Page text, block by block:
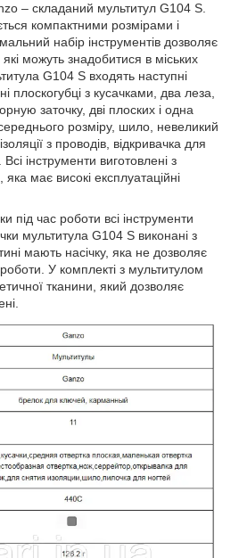
– складаний мультитул G104 S.
компактними розмірами і
набір інструментів дозволяє
які можуть знадобитися в міських
G104 S входять наступні
плоскогубці з кусачками, два леза,
заточку, дві плоских і одна
розміру, шило, невеликий
з проводів, відкривачка для
інструменти виготовлені з
яка має високі експлуатаційні
під час роботи всі інструменти
мультитула G104 S виконані з
мають насічку, яка не дозволяє
роботи. У комплекті з мультитулом
тканини, який дозволяє